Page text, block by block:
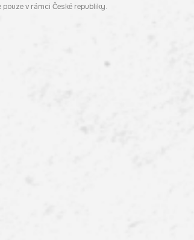
pouze v rámci České republiky.